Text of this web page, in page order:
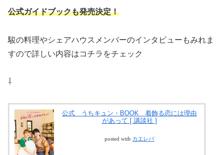
公式ガイドブックも発売決定！
駿の料理やシェアハウスメンバーのインタビューもみれま
すので詳しい内容はコチラをチェック
⇩
公式 うちキュン・BOOK 着飾る恋には理由
があって [ 講談社 ]
posted with カエレバ